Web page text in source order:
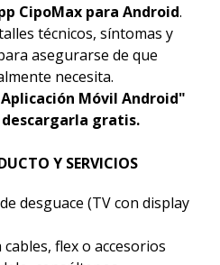
CipoMax para Android.
técnicos, síntomas y
asegurarse de que
necesita.
Móvil Android"
gratis.
Y SERVICIOS
desguace (TV con display
flex o accesorios